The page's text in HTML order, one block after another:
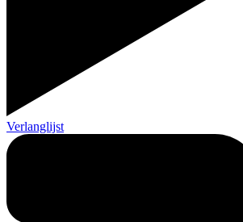
Verlanglijst